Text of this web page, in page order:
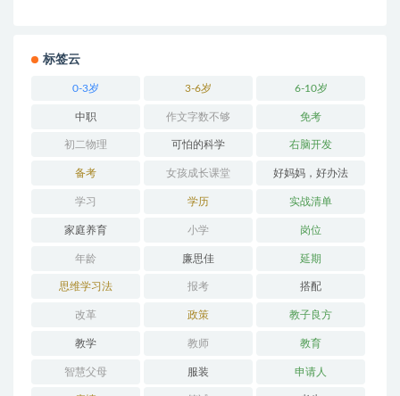
标签云
0-3岁 3-6岁 6-10岁
中职 作文字数不够 免考
初二物理 可怕的科学 右脑开发
备考 女孩成长课堂 好妈妈，好办法
学习 学历 实战清单
家庭养育 小学 岗位
年龄 廉思佳 延期
思维学习法 报考 搭配
改革 政策 教子良方
教学 教师 教育
智慧父母 服装 申请人